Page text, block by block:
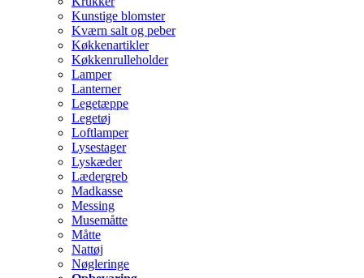
Kunstige blomster
Kværn salt og peber
Køkkenartikler
Køkkenrulleholder
Lamper
Lanterner
Legetæppe
Legetøj
Loftlamper
Lysestager
Lyskæder
Lædergreb
Madkasse
Messing
Musemåtte
Måtte
Nattøj
Nøgleringe